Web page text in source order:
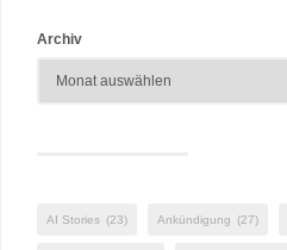
Archiv
AI Stories (23) Ankündigung (27)